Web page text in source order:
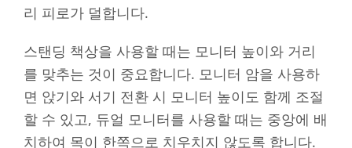
리 피로가 덜합니다.
스탠딩 책상을 사용할 때는 모니터 높이와 거리
를 맞추는 것이 중요합니다. 모니터 암을 사용하
면 앉기와 서기 전환 시 모니터 높이도 함께 조절
할 수 있고, 듀얼 모니터를 사용할 때는 중앙에 배
치하여 목이 한쪽으로 치우치지 않도록 합니다.